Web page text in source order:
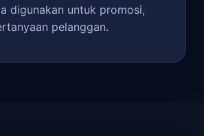
digunakan untuk promosi,
pelanggan.